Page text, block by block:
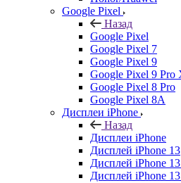
Google Pixel
Назад
Google Pixel
Google Pixel 7
Google Pixel 9
Google Pixel 9 Pro
Google Pixel 8 Pro
Google Pixel 8A
Дисплеи iPhone
Назад
Дисплеи iPhone
Дисплей iPhone 13
Дисплей iPhone
Дисплей iPhone